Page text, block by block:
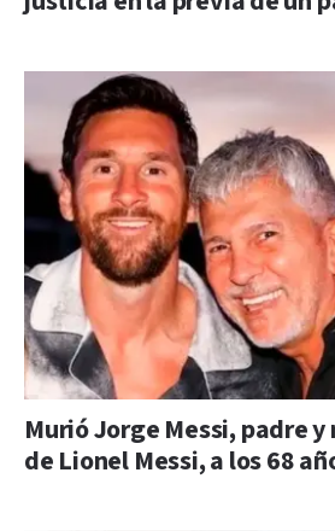
Murió Jorge Messi, padre
de Lionel Messi, a los 68